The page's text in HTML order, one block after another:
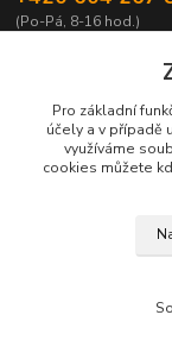
(Po-Pá, 8-16 hod.)
Copyright ©
Pro základní
účely a v případě
využíváme
cookies můžete